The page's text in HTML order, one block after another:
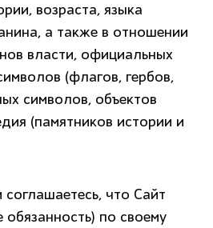
возраста, языка
а также в отношении
власти, официальных
(флагов, гербов,
символов, объектов
(памятников истории и
соглашаетесь, что Сайт
обязанность) по своему